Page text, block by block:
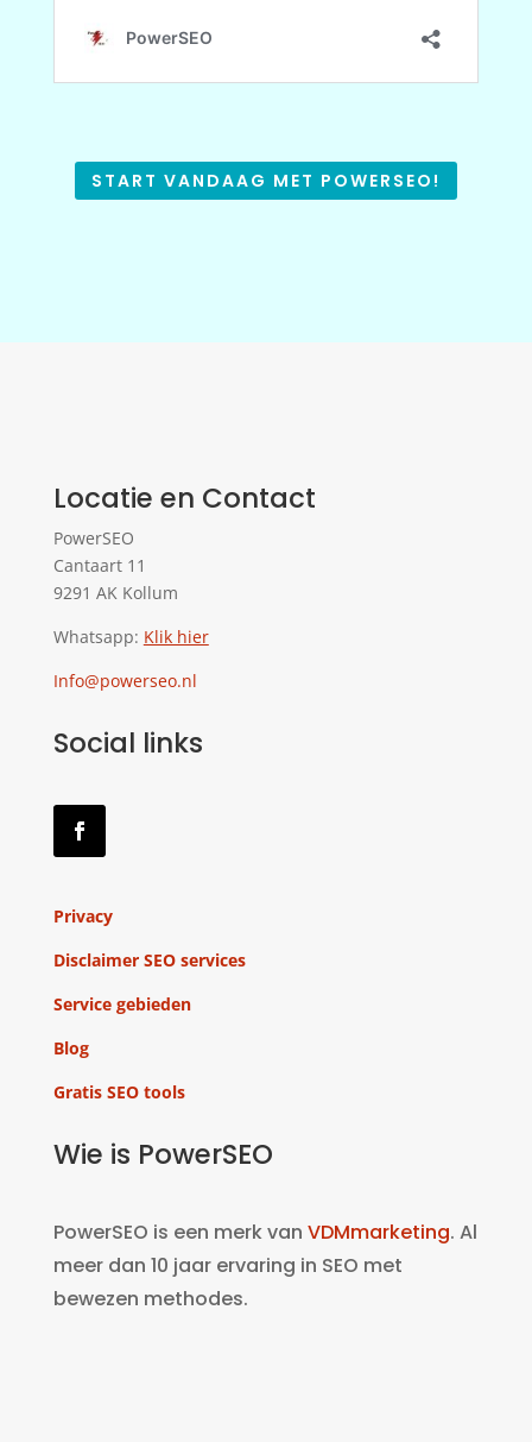
START VANDAAG MET POWERSEO!
Locatie en Contact
PowerSEO
Cantaart 11
9291 AK Kollum
Whatsapp: Klik hier
Info@powerseo.nl
Social links
Privacy
Disclaimer SEO services
Service gebieden
Blog
Gratis SEO tools
Wie is PowerSEO
PowerSEO is een merk van VDMmarketing. Al
meer dan 10 jaar ervaring in SEO met
bewezen methodes.